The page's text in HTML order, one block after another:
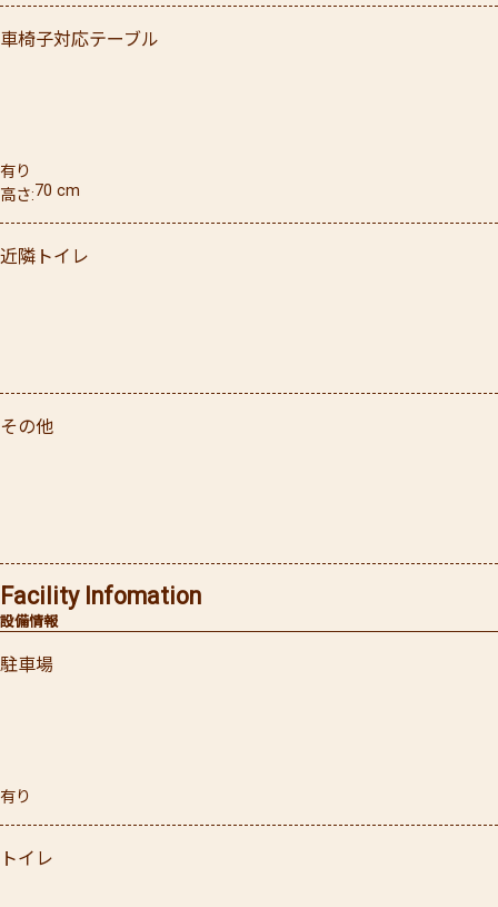
車椅子対応テーブル
有り
高さ 70 cm
近隣トイレ
その他
設備情報
Facility Infomation
駐車場
有り
トイレ